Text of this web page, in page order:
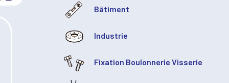
Bâtiment
Industrie
Fixation Boulonnerie Visserie